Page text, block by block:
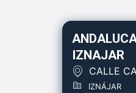
IZNAJAR
CALLE
IZNÁJAR